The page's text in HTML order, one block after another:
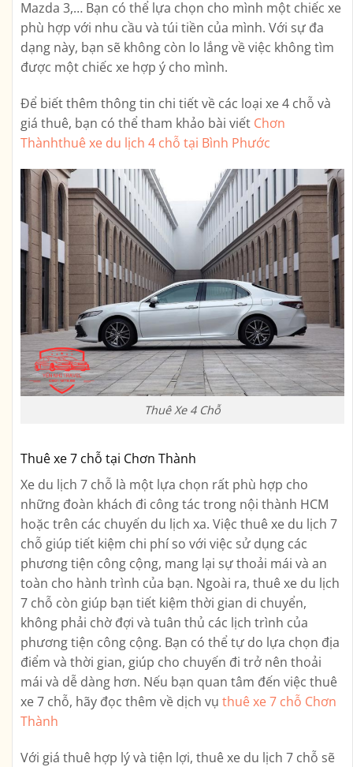
Mazda 3,… Bạn có thể lựa chọn cho mình một chiếc xe
phù hợp với nhu cầu và túi tiền của mình. Với sự đa
dạng này, bạn sẽ không còn lo lắng về việc không tìm
được một chiếc xe hợp ý cho mình.
Để biết thêm thông tin chi tiết về các loại xe 4 chỗ và
giá thuê, bạn có thể tham khảo bài viết Chơn
Thànhthuê xe du lịch 4 chỗ tại Bình Phước
Thuê Xe 4 Chỗ
Thuê xe 7 chỗ tại Chơn Thành
Xe du lịch 7 chỗ là một lựa chọn rất phù hợp cho
những đoàn khách đi công tác trong nội thành HCM
hoặc trên các chuyến du lịch xa. Việc thuê xe du lịch 7
chỗ giúp tiết kiệm chi phí so với việc sử dụng các
phương tiện công cộng, mang lại sự thoải mái và an
toàn cho hành trình của bạn. Ngoài ra, thuê xe du lịch
7 chỗ còn giúp bạn tiết kiệm thời gian di chuyển,
không phải chờ đợi và tuân thủ các lịch trình của
phương tiện công cộng. Bạn có thể tự do lựa chọn địa
điểm và thời gian, giúp cho chuyến đi trở nên thoải
mái và dễ dàng hơn. Nếu bạn quan tâm đến việc thuê
xe 7 chỗ, hãy đọc thêm về dịch vụ thuê xe 7 chỗ Chơn
Thành
Với giá thuê hợp lý và tiện lợi, thuê xe du lịch 7 chỗ sẽ